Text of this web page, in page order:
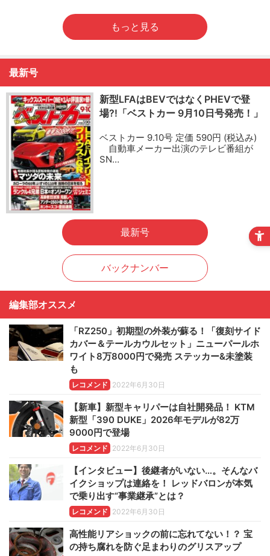
もっと見る
最新号
新型LFAはBEVではなくPHEVで登
場?!「ベストカー 9月10日号発売！」
ベストカー 9.10号 定価 590円 (税込み)
自動車メーカー出演のテレビ番組が
SN…
最新号
バックナンバー
編集部オススメ
「RZ250」初期型の外装が蘇る！「復刻サイド
カバー＆テールカウルセット」ニューパールホ
ワイト8万8000円で発売 ステッカー&未塗装
も
レコメンド 2022年6月30日
【新車】新型キャリパーは自社開発品！ KTM
新型「390 DUKE」2026年モデルが82万
9000円で登場
レコメンド 2022年6月30日
【インタビュー】後継者がいない…。そんなバ
イクショップは連絡を！ レッドバロンが本気
で乗り出す“事業継承”とは？
レコメンド 2022年6月30日
高性能リアショックの前に忘れてない！？ 宝
の持ち腐れを防ぐ足まわりのグリスアップ